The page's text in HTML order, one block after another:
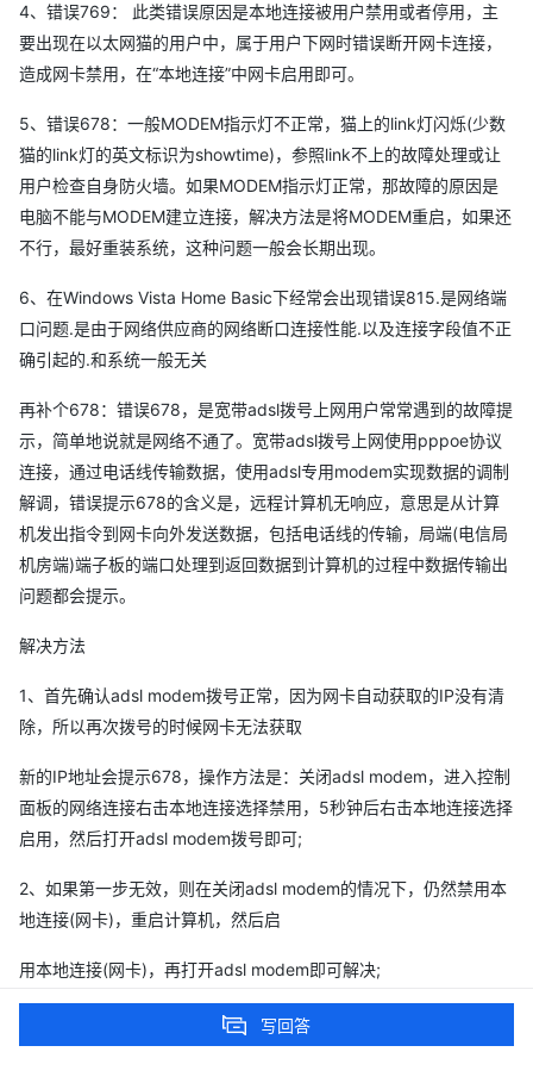
4、错误769： 此类错误原因是本地连接被用户禁用或者停用，主
要出现在以太网猫的用户中，属于用户下网时错误断开网卡连接，
造成网卡禁用，在“本地连接”中网卡启用即可。
5、错误678：一般MODEM指示灯不正常，猫上的link灯闪烁(少数
猫的link灯的英文标识为showtime)，参照link不上的故障处理或让
用户检查自身防火墙。如果MODEM指示灯正常，那故障的原因是
电脑不能与MODEM建立连接，解决方法是将MODEM重启，如果还
不行，最好重装系统，这种问题一般会长期出现。
6、在Windows Vista Home Basic下经常会出现错误815.是网络端
口问题.是由于网络供应商的网络断口连接性能.以及连接字段值不正
确引起的.和系统一般无关
再补个678：错误678，是宽带adsl拨号上网用户常常遇到的故障提
示，简单地说就是网络不通了。宽带adsl拨号上网使用pppoe协议
连接，通过电话线传输数据，使用adsl专用modem实现数据的调制
解调，错误提示678的含义是，远程计算机无响应，意思是从计算
机发出指令到网卡向外发送数据，包括电话线的传输，局端(电信局
机房端)端子板的端口处理到返回数据到计算机的过程中数据传输出
问题都会提示。
解决方法
1、首先确认adsl modem拨号正常，因为网卡自动获取的IP没有清
除，所以再次拨号的时候网卡无法获取
新的IP地址会提示678，操作方法是：关闭adsl modem，进入控制
面板的网络连接右击本地连接选择禁用，5秒钟后右击本地连接选择
启用，然后打开adsl modem拨号即可;
2、如果第一步无效，则在关闭adsl modem的情况下，仍然禁用本
地连接(网卡)，重启计算机，然后启
用本地连接(网卡)，再打开adsl modem即可解决;
3、如果上述步骤都无法解决，查看网卡灯是否亮，如果网卡灯不
亮，参看派单知识库：“网卡灯不亮或经常不亮”的解决方案
写回答